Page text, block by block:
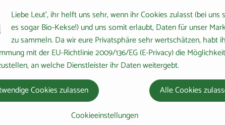
Liebe Leut', ihr helft uns sehr, wenn ihr Cookies zulasst (bei uns
es sogar Bio-Kekse!) und uns somit erlaubt, Daten für unser
zu sammeln. Da wir eure Privatsphäre sehr wertschätzen, habt
mit der EU-Richtlinie 2009/136/EG (E-Privacy) die Möglichkeit
an welche Dienstleister ihr Daten weitergebt.
Cookieeinstellungen
Cookies zulassen Alle Cookies